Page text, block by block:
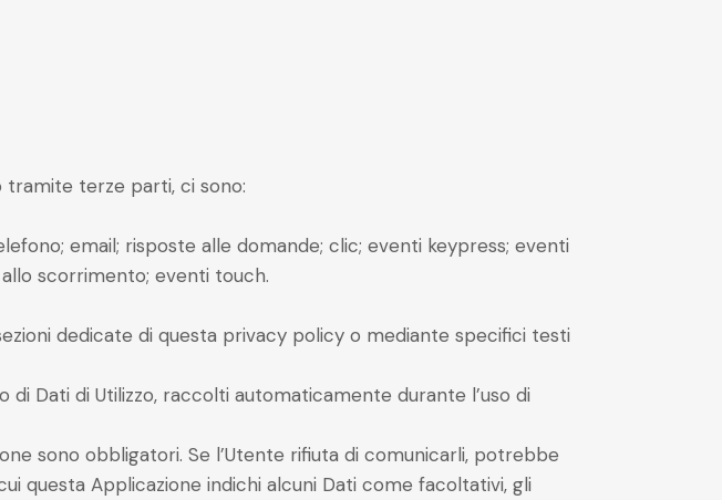
tramite terze parti, ci sono:
email; risposte alle domande; clic; eventi keypress; eventi
scorrimento; eventi touch.
dedicate di questa privacy policy o mediante specifici testi
Dati di Utilizzo, raccolti automaticamente durante l’uso di
sono obbligatori. Se l’Utente rifiuta di comunicarli, potrebbe
questa Applicazione indichi alcuni Dati come facoltativi, gli